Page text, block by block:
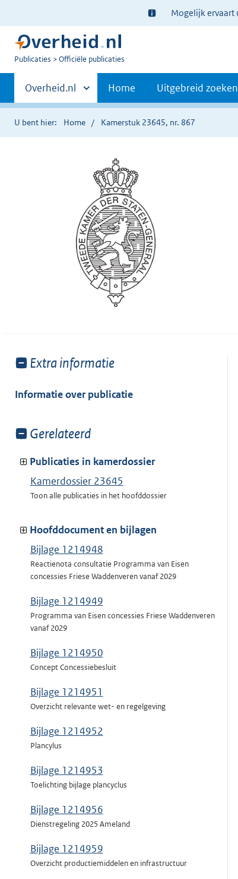
Ter
informatie:
Mogelijk ervaart
U
Publicaties Officiële publicaties
Primaire
navigatie
Andere
sites
binnen
Overheid.nl Home Uitgebreid zoeken
U bent hier: Home Kamerstuk 23645, nr. 867
Toon
van:
Extra informatie
Informatie over publicatie
Toon
van:
Gerelateerd
Publicaties in kamerdossier
Kamerdossier 23645
Toon alle publicaties in het hoofddossier
Hoofddocument en bijlagen
Bijlage 1214948
Reactienota consultatie Programma van Eisen
concessies Friese Waddenveren vanaf 2029
Bijlage 1214949
Programma van Eisen concessies Friese Waddenveren
vanaf 2029
Bijlage 1214950
Concept Concessiebesluit
Bijlage 1214951
Overzicht relevante wet- en regelgeving
Bijlage 1214952
Plancylus
Bijlage 1214953
Toelichting bijlage plancyclus
Bijlage 1214956
Dienstregeling 2025 Ameland
Bijlage 1214959
Overzicht productiemiddelen en infrastructuur